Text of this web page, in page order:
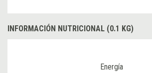
INFORMACIÓN NUTRICIONAL (0.1 KG)
Energía